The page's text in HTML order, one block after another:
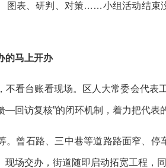
图表、研判、对策……小组活动结束
的马上开办
不看台账看现场。区人大常委会代
访复核”的闭环机制，着力把代表的
。曾石路、三中巷等道路路面窄、
现场交办，街道随即启动拓宽工程，